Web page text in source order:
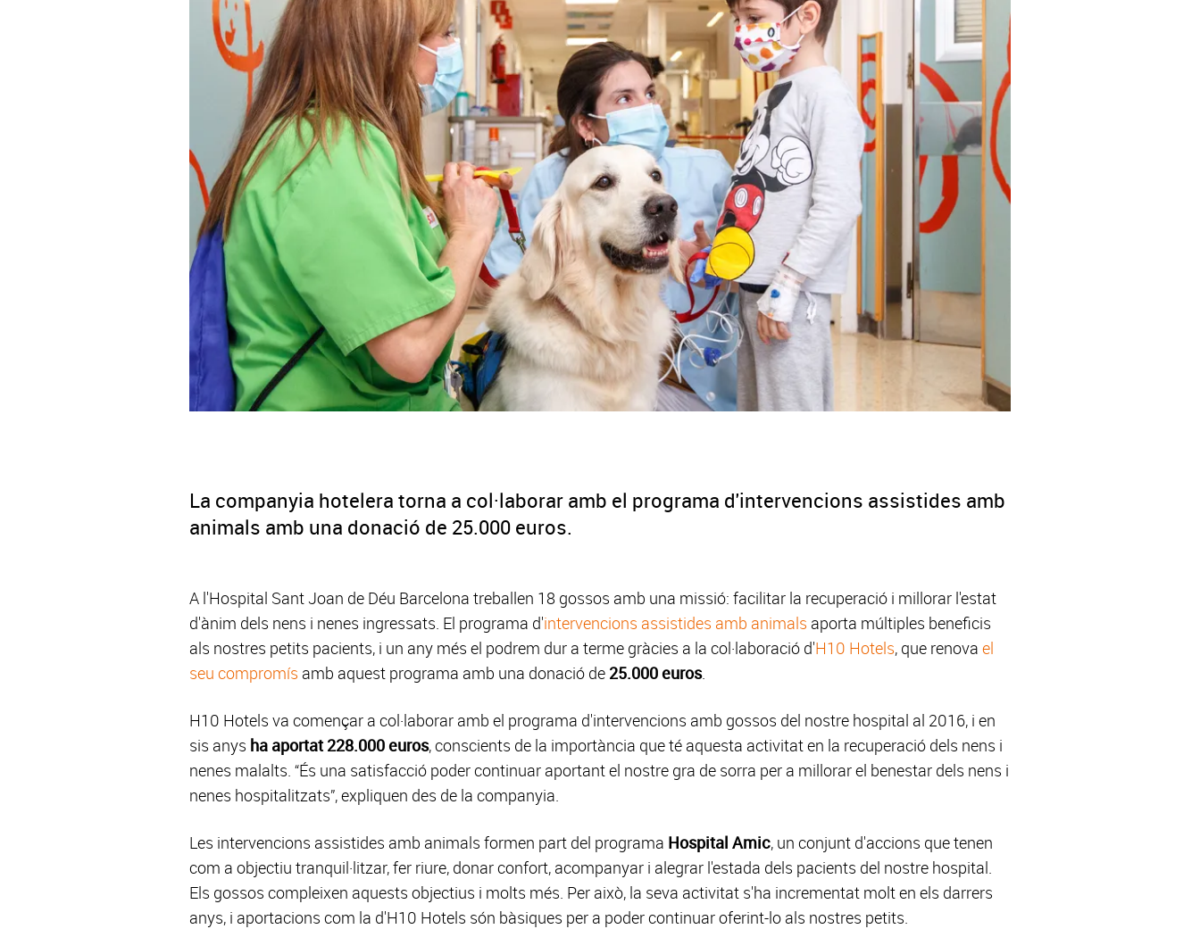
La companyia hotelera torna a col·laborar amb el programa d'intervencions assistides amb
animals amb una donació de 25.000 euros.
A l'Hospital Sant Joan de Déu Barcelona treballen 18 gossos amb una missió: facilitar la recuperació i millorar l'estat
d'ànim dels nens i nenes ingressats. El programa d'intervencions assistides amb animals aporta múltiples beneficis
als nostres petits pacients, i un any més el podrem dur a terme gràcies a la col·laboració d'H10 Hotels, que renova el
seu compromís amb aquest programa amb una donació de 25.000 euros.
H10 Hotels va començar a col·laborar amb el programa d'intervencions amb gossos del nostre hospital al 2016, i en
sis anys ha aportat 228.000 euros, conscients de la importància que té aquesta activitat en la recuperació dels nens i
nenes malalts. “És una satisfacció poder continuar aportant el nostre gra de sorra per a millorar el benestar dels nens i
nenes hospitalitzats”, expliquen des de la companyia.
Les intervencions assistides amb animals formen part del programa Hospital Amic, un conjunt d'accions que tenen
com a objectiu tranquil·litzar, fer riure, donar confort, acompanyar i alegrar l'estada dels pacients del nostre hospital.
Els gossos compleixen aquests objectius i molts més. Per això, la seva activitat s'ha incrementat molt en els darrers
anys, i aportacions com la d'H10 Hotels són bàsiques per a poder continuar oferint-lo als nostres petits.